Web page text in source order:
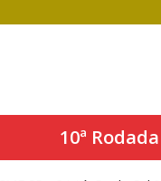
10ª Rodada